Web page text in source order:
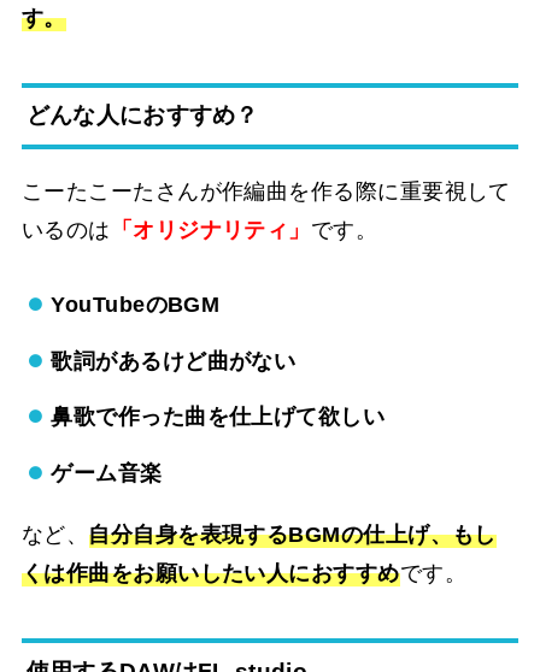
す。
どんな人におすすめ？
こーたこーたさんが作編曲を作る際に重要視して
いるのは 「オリジナリティ」 です。
YouTubeのBGM
歌詞があるけど曲がない
鼻歌で作った曲を仕上げて欲しい
ゲーム音楽
など、 自分自身を表現するBGMの仕上げ、もし
くは作曲をお願いしたい人におすすめです。